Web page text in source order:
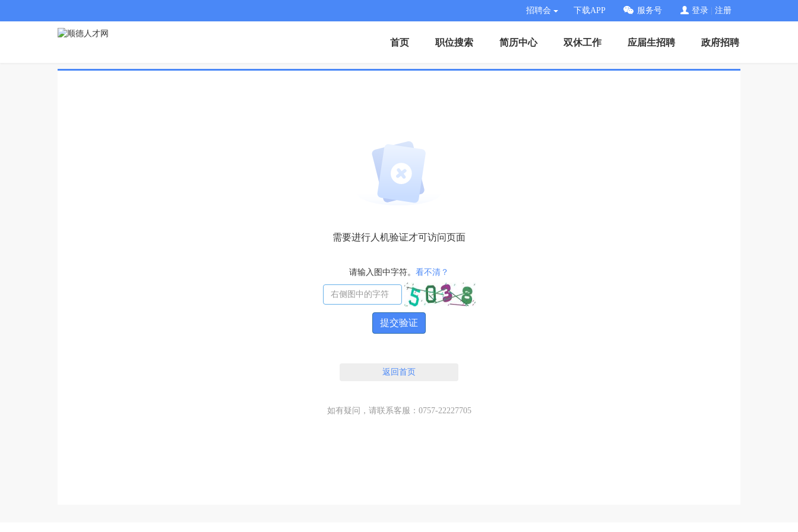
招聘会 下载APP 服务号 登录 注册
首页 职位搜索 简历中心 双休工作 应届生招聘 政府招聘
需要进行人机验证才可访问页面
请输入图中字符。 看不清？
提交验证
返回首页
如有疑问，请联系客服：0757-22227705